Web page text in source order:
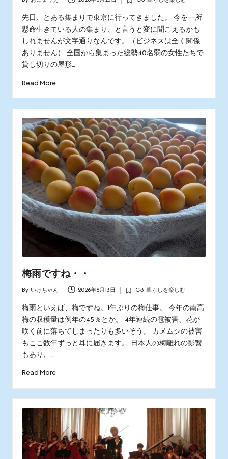
by
Posted
in
先日、とある集まりで東京に行ってきました。 今を一所
懸命生きている人の集まり、と言うと変に聞こえるかも
しれませんが文字通りなんです。（ビジネスは全く関係
ありません） 全国から集まった総勢40名弱の女性たちで
貸し切りの屋形…
Read More
梅雨ですね・・
by
By いけちゃん 2026年6月13日
Posted
in
C-3 暮らしを楽しむ
梅雨といえば、梅ですね。1年ぶりの梅仕事。 今年の南高
梅の収穫量は例年の45％とか。 4年連続の雹被害、花が
咲く前に落ちてしまったりも多いそう。 カメムシの被害
もここ数年ずっと耳に届きます。 日本人の梅離れの影響
もあり、…
Read More